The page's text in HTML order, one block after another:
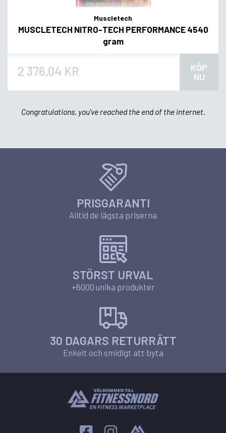
Muscletech
MUSCLETECH NITRO-TECH PERFORMANCE 4540
gram
2 376,04 KR
KÖP
NU
Congratulations, you've reached the end of the internet.
PRISGARANTI
Alltid de lägsta priserna
STÖRST URVAL
+6000 unika produkter
30 DAGARS RETURRÄTT
Enkelt och smidigt att byta